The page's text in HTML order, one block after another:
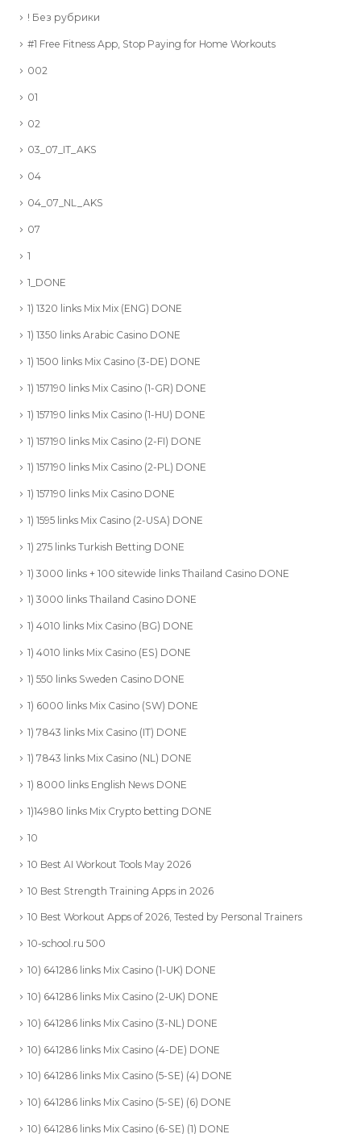
! Без рубрики
#1 Free Fitness App, Stop Paying for Home Workouts
002
01
02
03_07_IT_AKS
04
04_07_NL_AKS
07
1
1_DONE
1) 1320 links Mix Mix (ENG) DONE
1) 1350 links Arabic Casino DONE
1) 1500 links Mix Casino (3-DE) DONE
1) 157190 links Mix Casino (1-GR) DONE
1) 157190 links Mix Casino (1-HU) DONE
1) 157190 links Mix Casino (2-FI) DONE
1) 157190 links Mix Casino (2-PL) DONE
1) 157190 links Mix Casino DONE
1) 1595 links Mix Casino (2-USA) DONE
1) 275 links Turkish Betting DONE
1) 3000 links + 100 sitewide links Thailand Casino DONE
1) 3000 links Thailand Casino DONE
1) 4010 links Mix Casino (BG) DONE
1) 4010 links Mix Casino (ES) DONE
1) 550 links Sweden Casino DONE
1) 6000 links Mix Casino (SW) DONE
1) 7843 links Mix Casino (IT) DONE
1) 7843 links Mix Casino (NL) DONE
1) 8000 links English News DONE
1)14980 links Mix Crypto betting DONE
10
10 Best AI Workout Tools May 2026
10 Best Strength Training Apps in 2026
10 Best Workout Apps of 2026, Tested by Personal Trainers
10-school.ru 500
10) 641286 links Mix Casino (1-UK) DONE
10) 641286 links Mix Casino (2-UK) DONE
10) 641286 links Mix Casino (3-NL) DONE
10) 641286 links Mix Casino (4-DE) DONE
10) 641286 links Mix Casino (5-SE) (4) DONE
10) 641286 links Mix Casino (5-SE) (6) DONE
10) 641286 links Mix Casino (6-SE) (1) DONE